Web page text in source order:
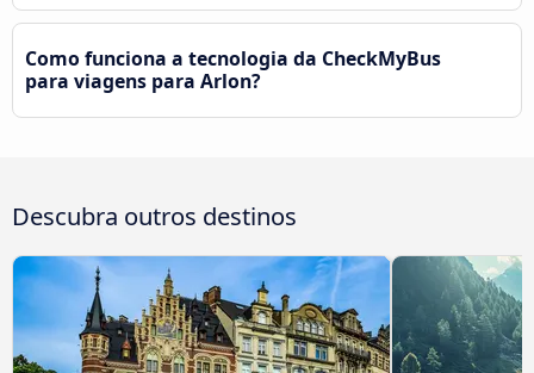
Como funciona a tecnologia da CheckMyBus
para viagens para Arlon?
Descubra outros destinos